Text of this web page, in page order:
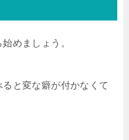
めましょう。
と変な癖が付かなくて